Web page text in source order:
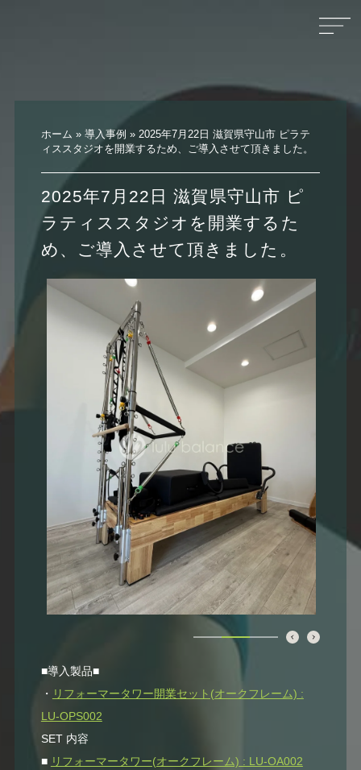
ホーム » 導入事例 » 2025年7月22日 滋賀県守山市 ピラテ
ィススタジオを開業するため、ご導入させて頂きました。
2025年7月22日 滋賀県守山市 ピ
ラティススタジオを開業するた
め、ご導入させて頂きました。
■導入製品■
・ リフォーマータワー開業セット(オークフレーム) :
LU-OPS002
SET 内容
■ リフォーマータワー(オークフレーム) : LU-OA002